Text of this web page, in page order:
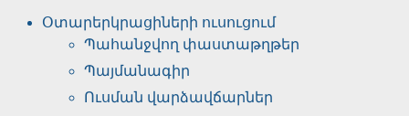
Օտարերկրացիների ուսուցում
Պահանջվող փաստաթղթեր
Պայմանագիր
Ուսման վարձավճարներ